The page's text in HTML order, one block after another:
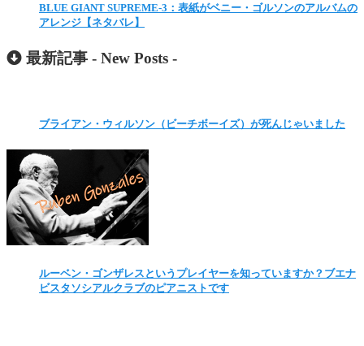
BLUE GIANT SUPREME-3：表紙がベニー・ゴルソンのアルバムの
アレンジ【ネタバレ】
最新記事 - New Posts -
ブライアン・ウィルソン（ビーチボーイズ）が死んじゃいました
ルーベン・ゴンザレスというプレイヤーを知っていますか？ブエナ
ビスタソシアルクラブのピアニストです